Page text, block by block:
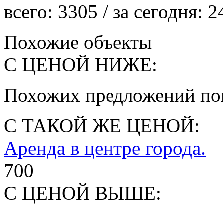
всего: 3305 / за сегодня:
Похожие объекты
С ЦЕНОЙ НИЖЕ:
Похожих предложений
С ТАКОЙ ЖЕ ЦЕНОЙ:
Аренда в центре города.
700
С ЦЕНОЙ ВЫШЕ: